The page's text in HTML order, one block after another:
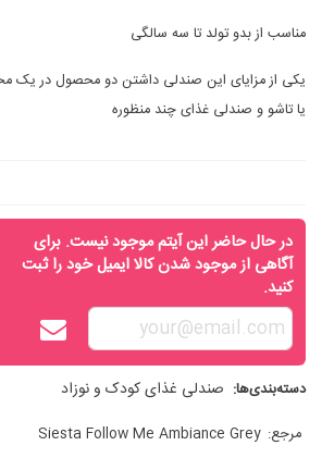
مناسب از بدو تولد تا سه سالگی
یکی از مزایای این صندلی داشتن دو محصول در
یا تاشو و صندلی غذای چند منظوره
در حال حاضر این آیتم موجود نیست. برای
آگاهی از موجود شدن کالا ایمیل خود را ثبت
کنید.
دسته‌بندی‌ها: صندلی غذای کودک و نوزاد
مرجع: Siesta Follow Me Ambiance Grey